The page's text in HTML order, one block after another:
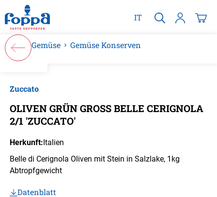
springen
IT
Gemüse Gemüse Konserven
Zuccato
OLIVEN GRÜN GROSS BELLE CERIGNOLA
2/1 'ZUCCATO'
Herkunft:Italien
Belle di Cerignola Oliven mit Stein in Salzlake, 1kg
Abtropfgewicht
Datenblatt